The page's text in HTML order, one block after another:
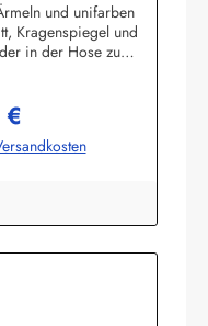
und unifarben
Kragenspiegel und
in der Hose zu
Bekleidungswerk
€